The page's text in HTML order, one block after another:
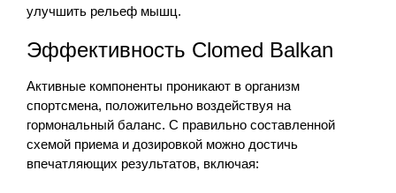
улучшить рельеф мышц.
Эффективность Clomed Balkan
Активные компоненты проникают в организм
спортсмена, положительно воздействуя на
гормональный баланс. С правильно составленной
схемой приема и дозировкой можно достичь
впечатляющих результатов, включая: